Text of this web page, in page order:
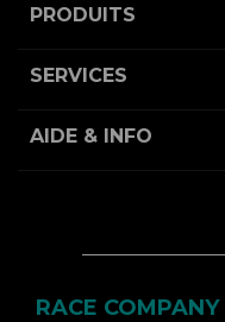
PRODUITS
SERVICES
AIDE & INFO
RACE COMPANY